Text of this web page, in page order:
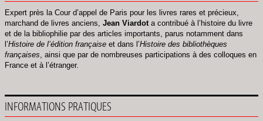
Expert près la Cour d’appel de Paris pour les livres rares et précieux,
marchand de livres anciens, Jean Viardot a contribué à l’histoire du livre
et de la bibliophilie par des articles importants, parus notamment dans
l’Histoire de l’édition française et dans l’Histoire des bibliothèques
françaises , ainsi que par de nombreuses participations à des colloques en
France et à l’étranger.
INFORMATIONS PRATIQUES